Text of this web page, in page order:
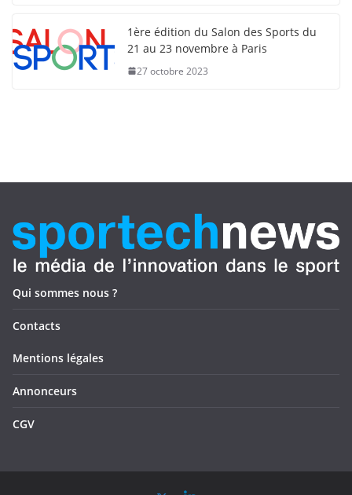
1ère édition du Salon des Sports du
21 au 23 novembre à Paris
27 octobre 2023
Qui sommes nous ?
Contacts
Mentions légales
Annonceurs
CGV